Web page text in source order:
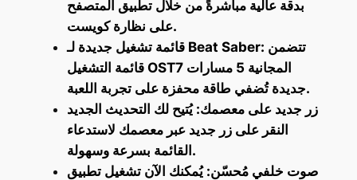
بدقة عالية مباشرةً من خلال تطبيق المتصفح
على نظارة كويست.
قائمة تشغيل جديدة لـ Beat Saber: تتضمن
قائمة التشغيل OST7 المجانية 5 مسارات
جديدة تُضفي طاقة محفزة على تجربة اللعبة.
زر جديد على معصمك: يُتيح لك التحديث الجديد
النقر على زر جديد عبر معصمك لاستدعاء
القائمة بسرعة وسهولة.
صوت خلفي مُحسّن: يُمكنك الآن تشغيل تطبيق